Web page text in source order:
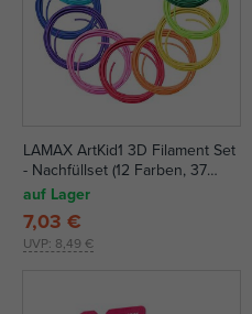
LAMAX ArtKid1 3D Filament Set
- Nachfüllset (12 Farben, 37
Meter)
auf Lager
UVP: 8,49 €
7,03 €